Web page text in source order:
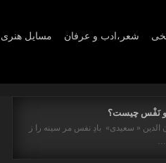
مسايل هنری شعر،ادب و عرفان
و نَفْس چیست؟
الدین « سعیدی» بادِ نفس مر سینه را ز